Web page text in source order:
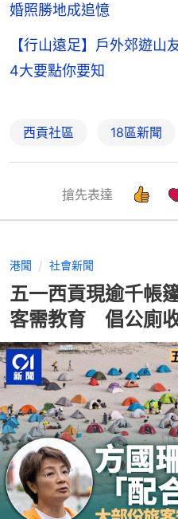
婚照勝地成追憶
【行山遠足】戶外郊遊
4大要點你要知
西貢社區 18區新聞
搶先表達
港聞 社會新聞
五一西貢現逾千帳
客需教育 倡公廁